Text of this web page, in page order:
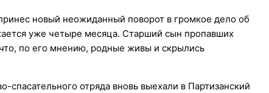
новый неожиданный поворот в громкое дело об
уже четыре месяца. Старший сын пропавших
по его мнению, родные живы и скрылись
спасательного отряда вновь выехали в Партизанский